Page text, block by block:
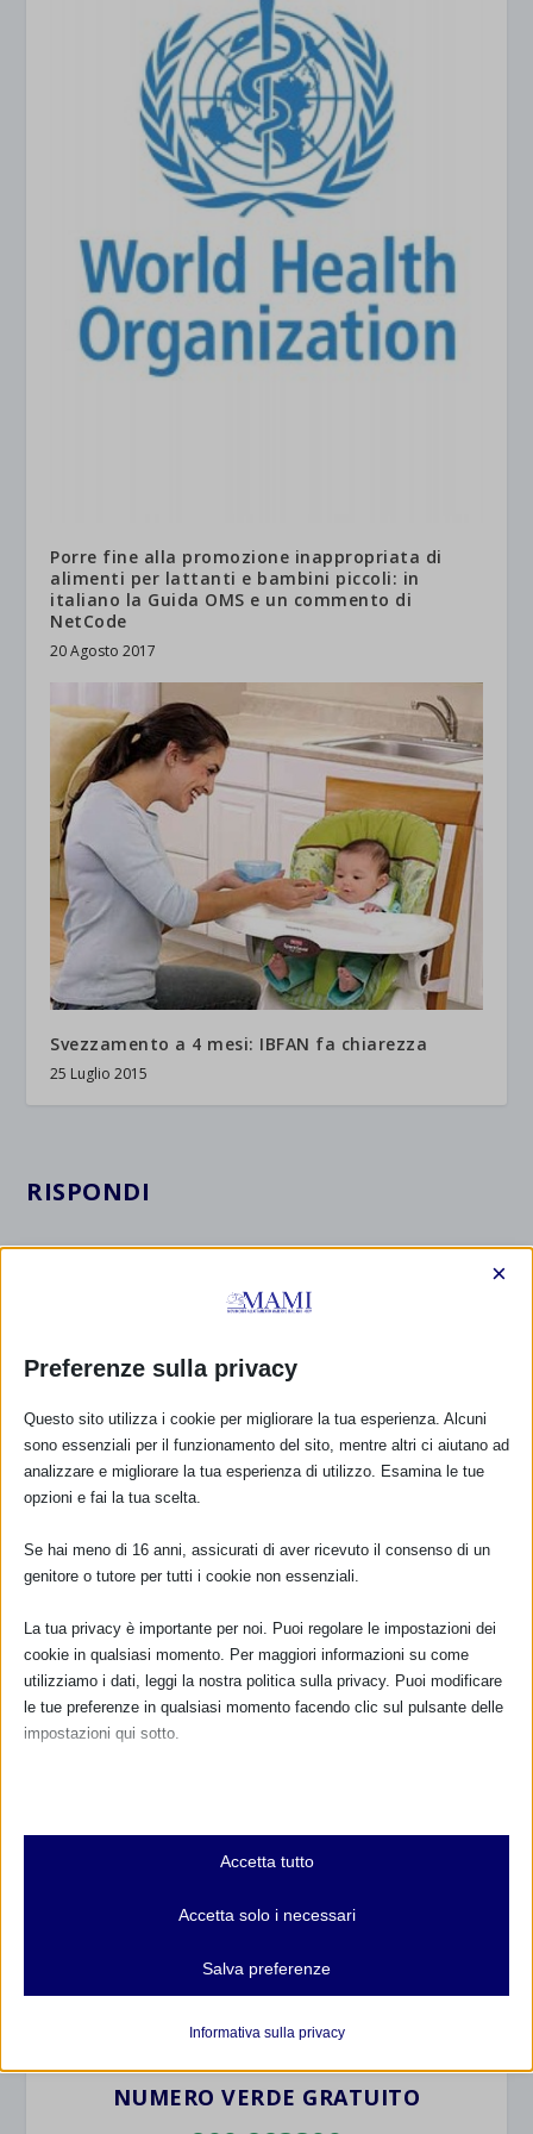
Porre fine alla promozione inappropriata di
alimenti per lattanti e bambini piccoli: in
italiano la Guida OMS e un commento di
NetCode
20 Agosto 2017
Svezzamento a 4 mesi: IBFAN fa chiarezza
25 Luglio 2015
RISPONDI
TUTTI GLI EVENTI
NUMERO VERDE GRATUITO
Preferenze sulla privacy
×
Questo sito utilizza i cookie per migliorare la tua esperienza. Alcuni
sono essenziali per il funzionamento del sito, mentre altri ci aiutano ad
analizzare e migliorare la tua esperienza di utilizzo. Esamina le tue
opzioni e fai la tua scelta.
Se hai meno di 16 anni, assicurati di aver ricevuto il consenso di un
genitore o tutore per tutti i cookie non essenziali.
La tua privacy è importante per noi. Puoi regolare le impostazioni dei
cookie in qualsiasi momento. Per maggiori informazioni su come
utilizziamo i dati, leggi la nostra politica sulla privacy. Puoi modificare
le tue preferenze in qualsiasi momento facendo clic sul pulsante delle
impostazioni qui sotto.
Essenziali
I cookie e i servizi essenziali abilitano le funzioni di base e sono
e servizi non richiedono il consenso dell'utente secondo il GDPR.
wordpress_logged_in_*
Analitici
interagiscono con il nostro sito web.
Mostra dettagli
Accetta tutto
Accetta solo i necessari
Salva preferenze
Informativa sulla privacy